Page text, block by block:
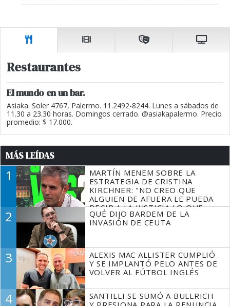
Restaurantes
El mundo en un bar.
Asiaka. Soler 4767, Palermo. 11.2492-8244. Lunes a sábados de
11.30 a 23.30 horas. Domingos cerrado. @asiakapalermo. Precio
promedio: $ 17.000.
MÁS LEÍDAS
1
MARTÍN MENEM SOBRE LA
ESTRATEGIA DE CRISTINA
KIRCHNER: "NO CREO QUE
ALGUIEN DE AFUERA LE PUEDA
DECIR A LA JUSTICIA LO QUE
TIENE QUE HACER"
2
QUÉ DIJO BARDEM DE LA
INVASIÓN DE CEUTA
3
ALEXIS MAC ALLISTER CUMPLIÓ
Y SE IMPLANTÓ PELO ANTES DE
VOLVER AL FÚTBOL INGLÉS
4
SANTILLI SE SUMÓ A BULLRICH